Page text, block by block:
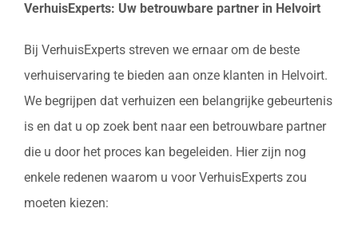
VerhuisExperts: Uw betrouwbare partner in Helvoirt
Bij VerhuisExperts streven we ernaar om de beste
verhuiservaring te bieden aan onze klanten in Helvoirt.
We begrijpen dat verhuizen een belangrijke gebeurtenis
is en dat u op zoek bent naar een betrouwbare partner
die u door het proces kan begeleiden. Hier zijn nog
enkele redenen waarom u voor VerhuisExperts zou
moeten kiezen: